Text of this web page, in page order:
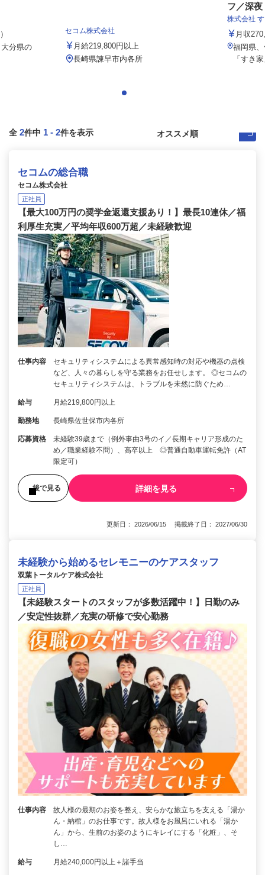
分県の
セコム株式会社
月給219,800円以上
長崎県諫早市内各所
フ／深夜
株式会社
月収
福岡県
「すき
全 2件中 1 - 2件を表示
セコムの総合職
セコム株式会社
正社員
【最大100万円の奨学金返還支援あり！】最長10連休／福
利厚生充実／平均年収600万超／未経験歓迎
仕事内容
セキュリティシステムによる異常感知時の対応や機器の点検
など、人々の暮らしを守る業務をお任せします。 ◎セコムの
セキュリティシステムは、トラブルを未然に防ぐため…
給与 月給219,800円以上
勤務地 長崎県佐世保市内各所
応募資格
未経験39歳まで（例外事由3号のイ／長期キャリア形成のた
め／職業経験不問）、高卒以上 ◎普通自動車運転免許（AT
限定可）
後で見る 詳細を見る
更新日： 2026/06/15 掲載終了日： 2027/06/30
未経験から始めるセレモニーのケアスタッフ
双葉トータルケア株式会社
正社員
【未経験スタートのスタッフが多数活躍中！】日勤のみ
／安定性抜群／充実の研修で安心勤務
仕事内容
故人様の最期のお姿を整え、安らかな旅立ちを支える「湯か
ん・納棺」のお仕事です。故人様をお風呂にいれる「湯か
ん」から、生前のお姿のようにキレイにする「化粧」、そ
し…
給与 月給240,000円以上＋諸手当